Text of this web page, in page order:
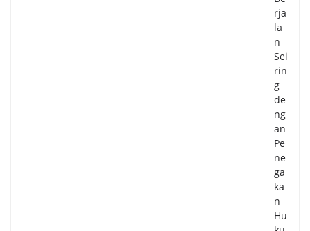
rja
la
n
Sei
rin
g
de
ng
an
Pe
ne
ga
ka
n
Hu